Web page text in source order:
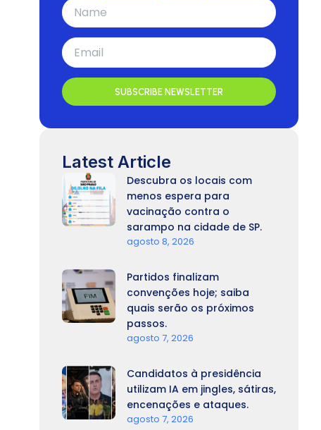
SUBSCRIBE NEWSLETTER
Latest Article
Descubra os locais com
menos espera para
vacinação contra o
sarampo na cidade de SP.
agosto 8, 2026
Partidos finalizam
convenções hoje; saiba
quais serão os próximos
passos.
agosto 7, 2026
Candidatos à presidência
utilizam IA em jingles, sátiras,
encenações e ataques.
agosto 7, 2026